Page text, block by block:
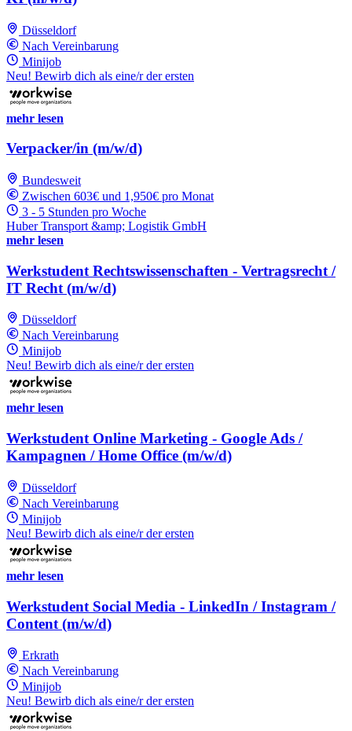
Düsseldorf
Nach Vereinbarung
Minijob
Neu! Bewirb dich als eine/r der ersten
mehr lesen
Verpacker/in (m/w/d)
Bundesweit
Zwischen 603€ und 1,950€ pro Monat
3 - 5 Stunden pro Woche
Huber Transport &amp; Logistik GmbH
mehr lesen
Werkstudent Rechtswissenschaften - Vertragsrecht /
IT Recht (m/w/d)
Düsseldorf
Nach Vereinbarung
Minijob
Neu! Bewirb dich als eine/r der ersten
mehr lesen
Werkstudent Online Marketing - Google Ads /
Kampagnen / Home Office (m/w/d)
Düsseldorf
Nach Vereinbarung
Minijob
Neu! Bewirb dich als eine/r der ersten
mehr lesen
Werkstudent Social Media - LinkedIn / Instagram /
Content (m/w/d)
Erkrath
Nach Vereinbarung
Minijob
Neu! Bewirb dich als eine/r der ersten